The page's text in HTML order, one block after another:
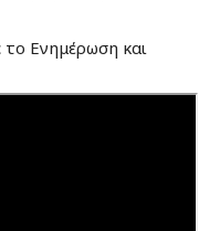
το Ενημέρωση και